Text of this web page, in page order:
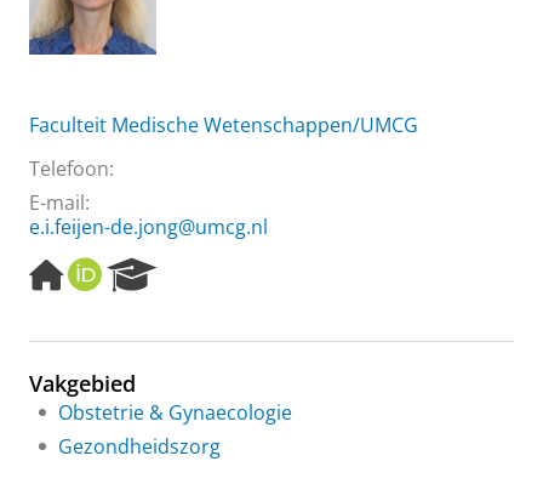
Faculteit Medische Wetenschappen/UMCG
Telefoon:
E-mail:
e.i.feijen-de.jong@umcg.nl
H
o
e
a
g
e
O
R
I
e
c
h
Vakgebied
Obstetrie & Gynaecologie
Gezondheidszorg